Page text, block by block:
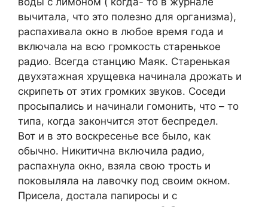
вычитала, что это полезно для организма),
распахивала окно в любое время года и
включала на всю громкость старенькое
радио. Всегда станцию Маяк. Старенькая
двухэтажная хрущевка начинала дрожать и
скрипеть от этих громких звуков. Соседи
просыпались и начинали гомонить, что – то
типа, когда закончится этот беспредел.
Вот и в это воскресенье все было, как
обычно. Никитична включила радио,
распахнула окно, взяла свою трость и
поковыляла на лавочку под своим окном.
Присела, достала папиросы и с